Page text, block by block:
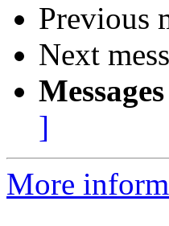
Previous
Next
]
More